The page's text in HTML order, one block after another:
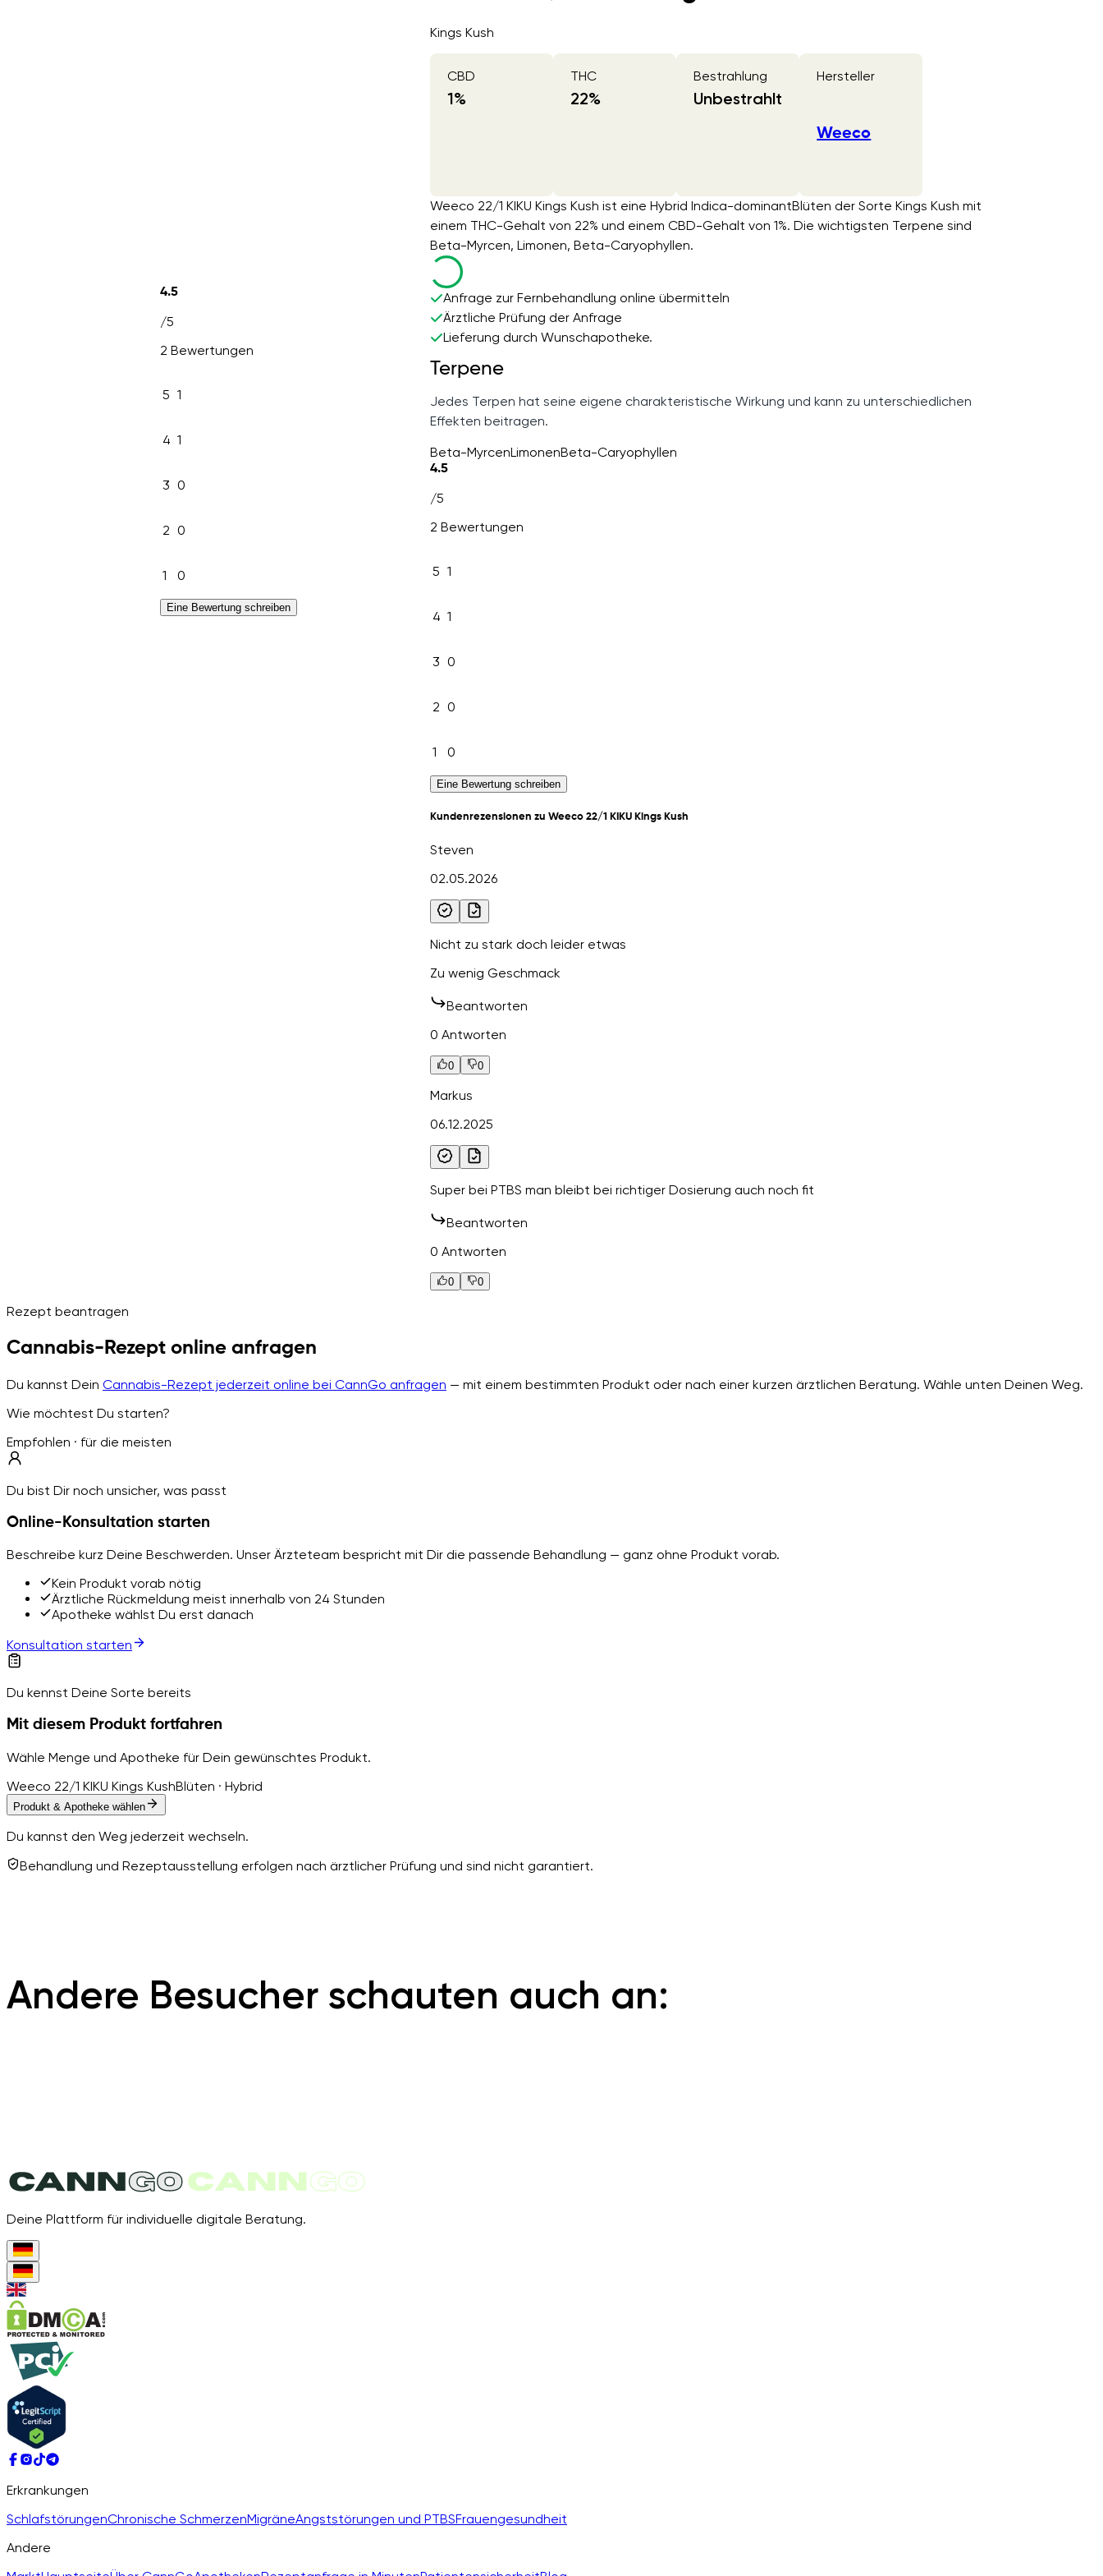
4.5
/5
2 Bewertungen
5 1
4 1
3 0
2 0
1 0
Eine Bewertung schreiben
Kings Kush
CBD
1%
THC
22%
Bestrahlung
Unbestrahlt
Hersteller
Weeco
Weeco 22/1 KIKU Kings Kush ist eine Hybrid Indica-dominantBlüten der Sorte Kings Kush mit
einem THC-Gehalt von 22% und einem CBD-Gehalt von 1%. Die wichtigsten Terpene sind
Beta-Myrcen, Limonen, Beta-Caryophyllen.
Anfrage zur Fernbehandlung online übermitteln
Ärztliche Prüfung der Anfrage
Lieferung durch Wunschapotheke.
Terpene
Jedes Terpen hat seine eigene charakteristische Wirkung und kann zu unterschiedlichen
Effekten beitragen.
Beta-MyrcenLimonenBeta-Caryophyllen
4.5
/5
2 Bewertungen
5 1
4 1
3 0
2 0
1 0
Eine Bewertung schreiben
Kundenrezensionen zu Weeco 22/1 KIKU Kings Kush
Steven
02.05.2026
Nicht zu stark doch leider etwas
Zu wenig Geschmack
Beantworten
0 Antworten
0 0
Markus
06.12.2025
Super bei PTBS man bleibt bei richtiger Dosierung auch noch fit
Beantworten
0 Antworten
0 0
Rezept beantragen
Cannabis-Rezept online anfragen
Du kannst Dein Cannabis-Rezept jederzeit online bei CannGo anfragen — mit einem bestimmten Produkt oder nach einer kurzen ärztlichen Beratung. Wähle unten Deinen Weg.
Wie möchtest Du starten?
Empfohlen · für die meisten
Du bist Dir noch unsicher, was passt
Online-Konsultation starten
Beschreibe kurz Deine Beschwerden. Unser Ärzteteam bespricht mit Dir die passende Behandlung — ganz ohne Produkt vorab.
Kein Produkt vorab nötig
Ärztliche Rückmeldung meist innerhalb von 24 Stunden
Apotheke wählst Du erst danach
Konsultation starten
Du kennst Deine Sorte bereits
Mit diesem Produkt fortfahren
Wähle Menge und Apotheke für Dein gewünschtes Produkt.
Weeco 22/1 KIKU Kings KushBlüten · Hybrid
Produkt & Apotheke wählen
Du kannst den Weg jederzeit wechseln.
Behandlung und Rezeptausstellung erfolgen nach ärztlicher Prüfung und sind nicht garantiert.
Andere Besucher schauten auch an:
Deine Plattform für individuelle digitale Beratung.
Erkrankungen
SchlafstörungenChronische SchmerzenMigräneAngststörungen und PTBSFrauengesundheit
Andere